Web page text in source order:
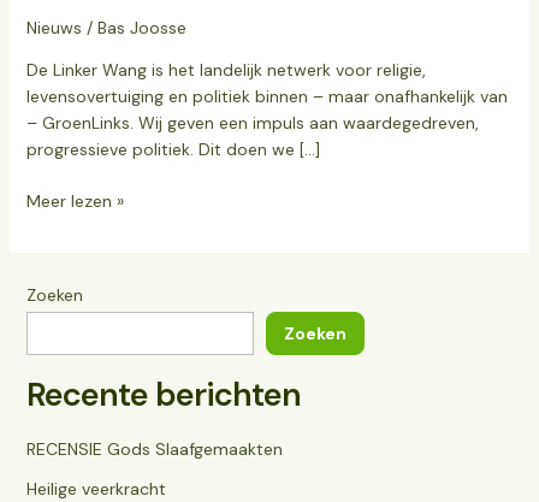
Nieuws / Bas Joosse
De Linker Wang is het landelijk netwerk voor religie,
levensovertuiging en politiek binnen – maar onafhankelijk van
– GroenLinks. Wij geven een impuls aan waardegedreven,
progressieve politiek. Dit doen we […]
Meer lezen »
Zoeken
Zoeken
Recente berichten
RECENSIE Gods Slaafgemaakten
Heilige veerkracht